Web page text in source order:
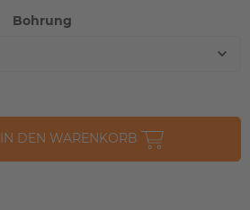
Bohrung
IN DEN WARENKORB